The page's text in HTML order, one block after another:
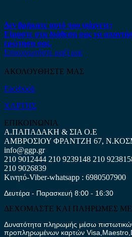
Δεν βρήκατε αυτό που ψάχνετε;
Είμαστε στη διάθεση σας να
ερώτηση σας.
Επικοινωνήστε μαζί μας
ΑΚΟΛΟΥΘΗΣΤΕ ΜΑΣ
Facebook
ΧΑΡΤΗΣ
ΕΠΙΚΟΙΝΩΝΙΑ
Α.ΠΑΠΑΔΑΚΗ & ΣΙΑ Ο.Ε
ΑΜΒΡΟΣΙΟΥ ΦΡΑΝΤΖΗ 67,
info@ggp.gr
210 9012444 210 9239148 210
210 9026839
Κινητό-Viber-whatsapp : 6980507900
Δευτέρα - Παρασκευή 8:00 - 16:30
ΔΕΧΟΜΑΣΤΕ ΚΑΙ ΠΛΗΡΩΜΕΣ
Δυνατότητα πληρωμής μέσω
προπληρωμένων καρτών